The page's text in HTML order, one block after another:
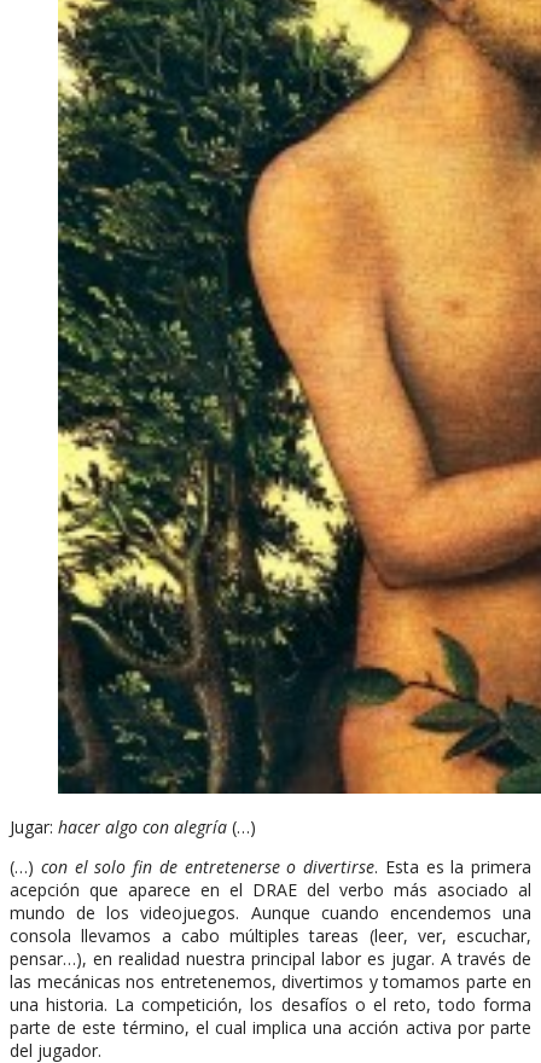
Jugar: hacer algo con alegría (…)
(…) con el solo fin de entretenerse o divertirse. Esta es la primera
acepción que aparece en el DRAE del verbo más asociado al
mundo de los videojuegos. Aunque cuando encendemos una
consola llevamos a cabo múltiples tareas (leer, ver, escuchar,
pensar…), en realidad nuestra principal labor es jugar. A través de
las mecánicas nos entretenemos, divertimos y tomamos parte en
una historia. La competición, los desafíos o el reto, todo forma
parte de este término, el cual implica una acción activa por parte
del jugador.